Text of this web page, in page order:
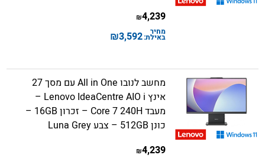
4,239
₪
מחיר
באילת:3,592
₪
מחשב לנובו All in One עם מסך 27
אינץ Lenovo IdeaCentre AIO i –
מעבד Core 7 240H – זכרון 16GB –
כונן 512GB – צבע Luna Grey
4,239
₪